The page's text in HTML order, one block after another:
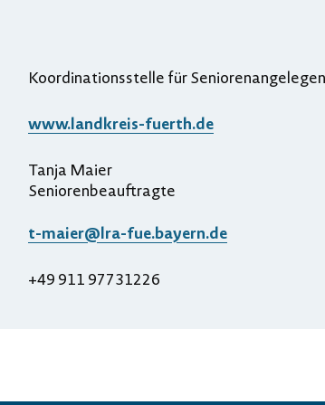
Koordinationsstelle für
www.landkreis-fuerth.de
Tanja Maier
Seniorenbeauftragte
t-maier@lra-fue.bayern.de
+49 911 97731226